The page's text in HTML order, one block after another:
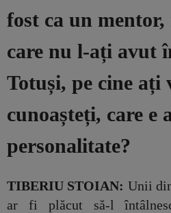
fost ca un
care nu l-ați avut
Totuși, pe cine ați
cunoașteți, care e
personalitate?
TIBERIU STOIAN: Unii
ar fi plăcut să-l